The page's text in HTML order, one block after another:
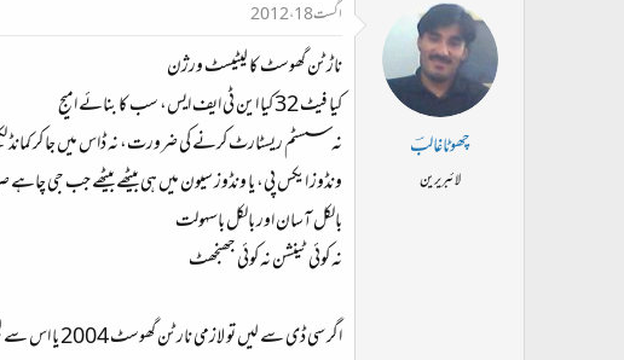
چھوٹاغالبؔ
لائبریرین
اگست 18، 2012
ناڑٹن گھوسٹ کا لیٹیسٹ ورژن
کیا فیٹ 32 کیا این ٹی ایف ایس، سب کا بنائے امیج
نہ سسٹم ریسٹارٹ کرنے کی ضرورت، نہ ڈاس میں جا کر کمانڈ
ونڈوز ایکس پی، یا ونڈوز سیون میں ہی بیٹھے بیٹھے جب
بالکل آسان اور بالکل باسہولت
نہ کوئی ٹینشن نہ کوئی جھنجھٹ
اگر سی ڈی سے لیں تو لازمی نارٹن گھوسٹ 2004 یا اس سے لیٹیسٹ ورژن لیں